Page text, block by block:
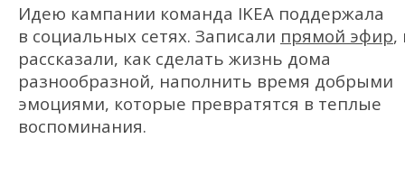
Идею кампании команда IKEA поддержала
в социальных сетях. Записали прямой эфир,
рассказали, как сделать жизнь дома
разнообразной, наполнить время добрыми
эмоциями, которые превратятся в теплые
воспоминания.